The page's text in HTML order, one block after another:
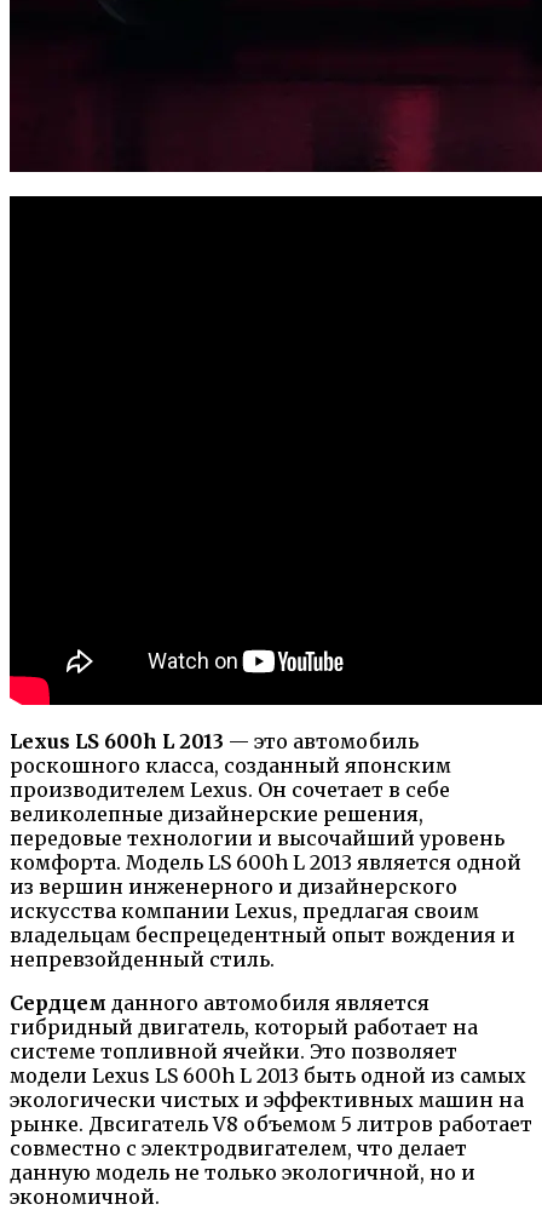
Lexus LS 600h L 2013 — это автомобиль
роскошного класса, созданный японским
производителем Lexus. Он сочетает в себе
великолепные дизайнерские решения,
передовые технологии и высочайший уровень
комфорта. Модель LS 600h L 2013 является одной
из вершин инженерного и дизайнерского
искусства компании Lexus, предлагая своим
владельцам беспрецедентный опыт вождения и
непревзойденный стиль.
Сердцем данного автомобиля является
гибридный двигатель, который работает на
системе топливной ячейки. Это позволяет
модели Lexus LS 600h L 2013 быть одной из самых
экологически чистых и эффективных машин на
рынке. Двсигатель V8 объемом 5 литров работает
совместно с электродвигателем, что делает
данную модель не только экологичной, но и
экономичной.